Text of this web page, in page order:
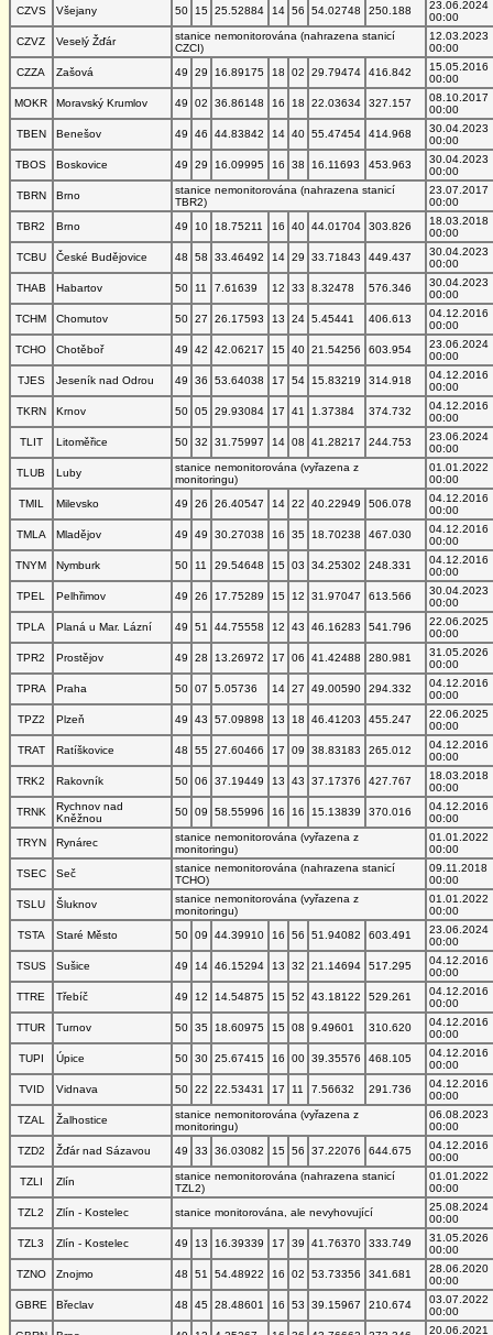
CZVS Všejany 50 15 25.52884 14 56 54.02748 250.188
23.06.2024
00:00
CZVZ
Veselý Žďár
stanice nemonitorována (nahrazena stanicí
CZCI)
12.03.2023
00:00
CZZA
Zašová 49 29 16.89175 18 02 29.79474 416.842
15.05.2016
00:00
MOKR
Moravský Krumlov 49 02 36.86148 16 18 22.03634 327.157
08.10.2017
00:00
TBEN
Benešov 49 46 44.83842 14 40 55.47454 414.968
30.04.2023
00:00
TBOS
Boskovice 49 29 16.09995 16 38 16.11693 453.963
30.04.2023
00:00
TBRN
Brno
stanice nemonitorována (nahrazena stanicí
TBR2)
23.07.2017
00:00
TBR2
Brno 49 10 18.75211 16 40 44.01704 303.826
18.03.2018
00:00
TCBU
České Budějovice 48 58 33.46492 14 29 33.71843 449.437
30.04.2023
00:00
THAB
Habartov 50 11 7.61639 12 33 8.32478 576.346
30.04.2023
00:00
TCHM
Chomutov 50 27 26.17593 13 24 5.45441 406.613
04.12.2016
00:00
TCHO
Chotěboř 49 42 42.06217 15 40 21.54256 603.954
23.06.2024
00:00
TJES
Jeseník nad Odrou 49 36 53.64038 17 54 15.83219 314.918
04.12.2016
00:00
TKRN
Krnov 50 05 29.93084 17 41 1.37384 374.732
04.12.2016
00:00
TLIT
Litoměřice 50 32 31.75997 14 08 41.28217 244.753
23.06.2024
00:00
TLUB
Luby
stanice nemonitorována (vyřazena z
monitoringu)
01.01.2022
00:00
TMIL
Milevsko 49 26 26.40547 14 22 40.22949 506.078
04.12.2016
00:00
TMLA
Mladějov 49 49 30.27038 16 35 18.70238 467.030
04.12.2016
00:00
TNYM
Nymburk 50 11 29.54648 15 03 34.25302 248.331
04.12.2016
00:00
TPEL
Pelhřimov 49 26 17.75289 15 12 31.97047 613.566
30.04.2023
00:00
TPLA
Planá u Mar. Lázní 49 51 44.75558 12 43 46.16283 541.796
22.06.2025
00:00
TPR2
Prostějov 49 28 13.26972 17 06 41.42488 280.981
31.05.2026
00:00
TPRA
Praha 50 07 5.05736 14 27 49.00590 294.332
04.12.2016
00:00
TPZ2
Plzeň 49 43 57.09898 13 18 46.41203 455.247
22.06.2025
00:00
TRAT
Ratíškovice 48 55 27.60466 17 09 38.83183 265.012
04.12.2016
00:00
TRK2
Rakovník 50 06 37.19449 13 43 37.17376 427.767
18.03.2018
00:00
TRNK
Rychnov nad
Kněžnou
50 09 58.55996 16 16 15.13839 370.016
04.12.2016
00:00
TRYN
Rynárec
stanice nemonitorována (vyřazena z
monitoringu)
01.01.2022
00:00
TSEC
Seč
stanice nemonitorována (nahrazena stanicí
TCHO)
09.11.2018
00:00
TSLU
Šluknov
stanice nemonitorována (vyřazena z
monitoringu)
01.01.2022
00:00
TSTA
Staré Město 50 09 44.39910 16 56 51.94082 603.491
23.06.2024
00:00
TSUS
Sušice 49 14 46.15294 13 32 21.14694 517.295
04.12.2016
00:00
TTRE
Třebíč 49 12 14.54875 15 52 43.18122 529.261
04.12.2016
00:00
TTUR
Turnov 50 35 18.60975 15 08 9.49601 310.620
04.12.2016
00:00
TUPI
Úpice 50 30 25.67415 16 00 39.35576 468.105
04.12.2016
00:00
TVID
Vidnava 50 22 22.53431 17 11 7.56632 291.736
04.12.2016
00:00
TZAL
Žalhostice
stanice nemonitorována (vyřazena z
monitoringu)
06.08.2023
00:00
TZD2
Žďár nad Sázavou 49 33 36.03082 15 56 37.22076 644.675
04.12.2016
00:00
TZLI
Zlín
stanice nemonitorována (nahrazena stanicí
TZL2)
01.01.2022
00:00
TZL2
Zlín - Kostelec stanice monitorována, ale nevyhovující
25.08.2024
00:00
TZL3
Zlín - Kostelec 49 13 16.39339 17 39 41.76370 333.749
31.05.2026
00:00
TZNO
Znojmo 48 51 54.48922 16 02 53.73356 341.681
28.06.2020
00:00
GBRE
Břeclav 48 45 28.48601 16 53 39.15967 210.674
03.07.2022
00:00
20.06.2021